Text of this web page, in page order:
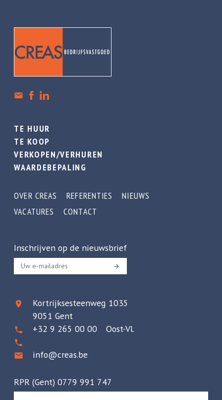
TE HUUR
TE KOOP
VERKOPEN/VERHUREN
WAARDEBEPALING
OVER CREAS REFERENTIES
NIEUWS
VACATURES
CONTACT
Inschrijven op de nieuwsbrief
Kortrijksesteenweg 1035
9051 Gent
+32 9 265 00 00 Oost-Vl.
info@creas.be
RPR (Gent) 0779 991 747
Axa Polis nr. 730.390.160